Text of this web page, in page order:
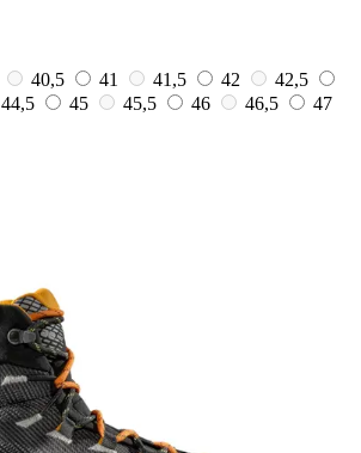
40,5 41 41,5 42
42,5
44,5 45 45,5 46 46,5
47